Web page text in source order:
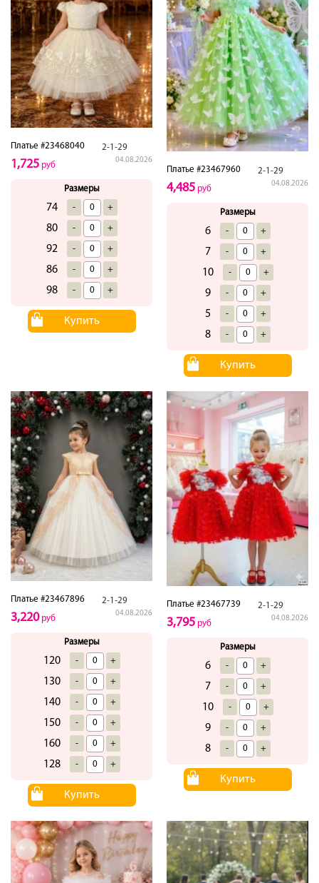
Платье #23468040 2-1-29
04.08.2026
1,725 руб
Размеры
74 - +
80 - +
92 - +
86 - +
98 - +
Купить
Платье #23467960 2-1-29
04.08.2026
4,485 руб
Размеры
6 - +
7 - +
10 - +
9 - +
5 - +
8 - +
Купить
Платье #23467896 2-1-29
04.08.2026
3,220руб
Размеры
120 - +
130 - +
140 - +
150 - +
160 - +
128 - +
Купить
Платье #23467739 2-1-29
04.08.2026
3,795 руб
Размеры
6 - +
7 - +
10 - +
9 - +
8 - +
Купить